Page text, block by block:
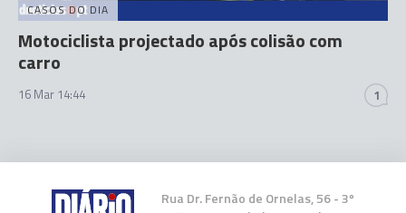
CASOS DO DIA
Motociclista projectado após colisão com
carro
16 Mar 14:44 1
Rua Dr. Fernão de Ornelas, 56 - 3º